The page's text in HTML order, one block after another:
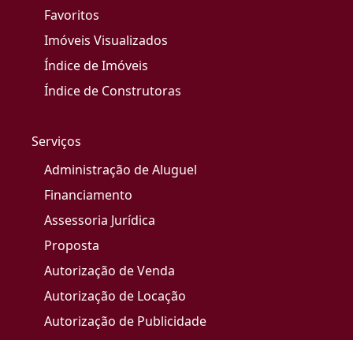
Favoritos
Imóveis Visualizados
Índice de Imóveis
Índice de Construtoras
Serviços
Administração de Aluguel
Financiamento
Assessoria Jurídica
Proposta
Autorização de Venda
Autorização de Locação
Autorização de Publicidade